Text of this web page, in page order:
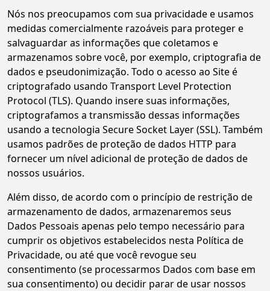
Nós nos preocupamos com sua privacidade e usamos
medidas comercialmente razoáveis para proteger e
salvaguardar as informações que coletamos e
armazenamos sobre você, por exemplo, criptografia de
dados e pseudonimização. Todo o acesso ao Site é
criptografado usando Transport Level Protection
Protocol (TLS). Quando insere suas informações,
criptografamos a transmissão dessas informações
usando a tecnologia Secure Socket Layer (SSL). Também
usamos padrões de proteção de dados HTTP para
fornecer um nível adicional de proteção de dados de
nossos usuários.
Além disso, de acordo com o princípio de restrição de
armazenamento de dados, armazenaremos seus
Dados Pessoais apenas pelo tempo necessário para
cumprir os objetivos estabelecidos nesta Política de
Privacidade, ou até que você revogue seu
consentimento (se processarmos Dados com base em
sua consentimento) ou decidir parar de usar nossos